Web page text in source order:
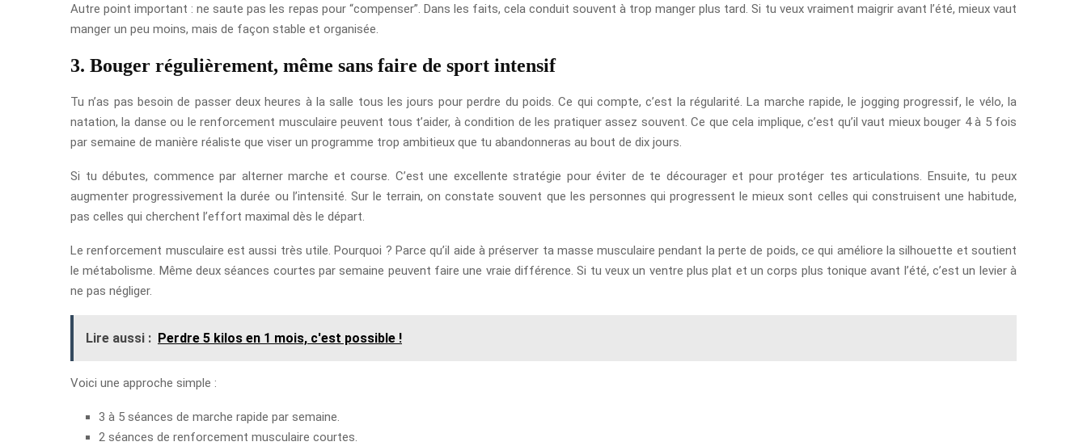
Autre point important : ne saute pas les repas pour “compenser”. Dans les faits, cela conduit souvent à trop manger plus tard. Si tu veux vraiment maigrir avant l’été, mieux vaut
manger un peu moins, mais de façon stable et organisée.
3. Bouger régulièrement, même sans faire de sport intensif
Tu n’as pas besoin de passer deux heures à la salle tous les jours pour perdre du poids. Ce qui compte, c’est la régularité. La marche rapide, le jogging progressif, le vélo, la
natation, la danse ou le renforcement musculaire peuvent tous t’aider, à condition de les pratiquer assez souvent. Ce que cela implique, c’est qu’il vaut mieux bouger 4 à 5 fois
par semaine de manière réaliste que viser un programme trop ambitieux que tu abandonneras au bout de dix jours.
Si tu débutes, commence par alterner marche et course. C’est une excellente stratégie pour éviter de te décourager et pour protéger tes articulations. Ensuite, tu peux
augmenter progressivement la durée ou l’intensité. Sur le terrain, on constate souvent que les personnes qui progressent le mieux sont celles qui construisent une habitude,
pas celles qui cherchent l’effort maximal dès le départ.
Le renforcement musculaire est aussi très utile. Pourquoi ? Parce qu’il aide à préserver ta masse musculaire pendant la perte de poids, ce qui améliore la silhouette et soutient
le métabolisme. Même deux séances courtes par semaine peuvent faire une vraie différence. Si tu veux un ventre plus plat et un corps plus tonique avant l’été, c’est un levier à
ne pas négliger.
Lire aussi : Perdre 5 kilos en 1 mois, c'est possible !
Voici une approche simple :
3 à 5 séances de marche rapide par semaine.
2 séances de renforcement musculaire courtes.